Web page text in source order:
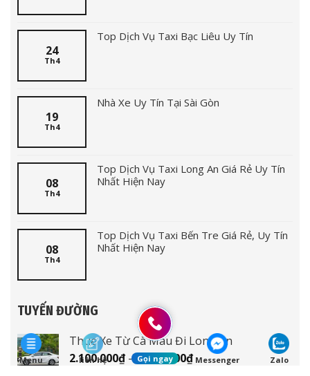
24
Th4
Top Dịch Vụ Taxi Bạc Liêu Uy Tín
19
Th4
Nhà Xe Uy Tín Tại Sài Gòn
08
Th4
Top Dịch Vụ Taxi Long An Giá Rẻ Uy Tín
Nhất Hiện Nay
08
Th4
Top Dịch Vụ Taxi Bến Tre Giá Rẻ, Uy Tín
Nhất Hiện Nay
TUYẾN ĐƯỜNG
Thuê Xe Từ Cà Mau Đi Long An
2.100.000₫ –2.200.000₫Khoảng
Menu liên hệ Gọi ngay Messenger Zalo